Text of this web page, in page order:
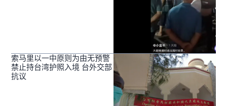
索马里以一中原则为由无预警
禁止持台湾护照入境 台外交部
抗议